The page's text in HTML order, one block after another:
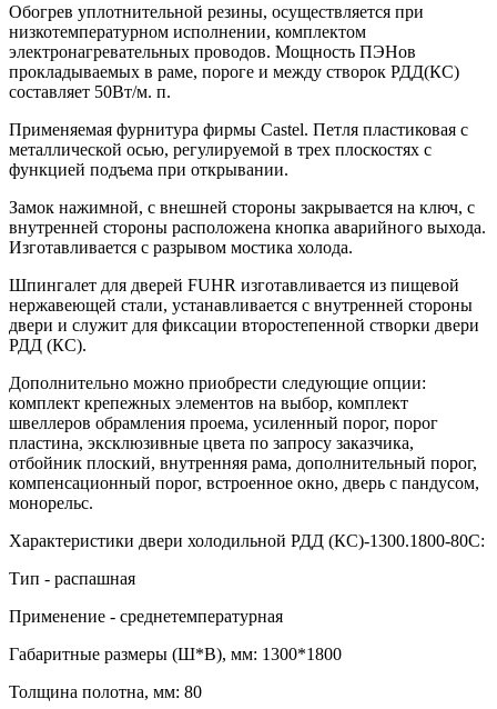
Обогрев уплотнительной резины, осуществляется при
низкотемпературном исполнении, комплектом
электронагревательных проводов. Мощность ПЭНов
прокладываемых в раме, пороге и между створок РДД(КС)
составляет 50Вт/м. п.
Применяемая фурнитура фирмы Castel. Петля пластиковая с
металлической осью, регулируемой в трех плоскостях с
функцией подъема при открывании.
Замок нажимной, с внешней стороны закрывается на ключ, с
внутренней стороны расположена кнопка аварийного выхода.
Изготавливается с разрывом мостика холода.
Шпингалет для дверей FUHR изготавливается из пищевой
нержавеющей стали, устанавливается с внутренней стороны
двери и служит для фиксации второстепенной створки двери
РДД (КС).
Дополнительно можно приобрести следующие опции:
комплект крепежных элементов на выбор, комплект
швеллеров обрамления проема, усиленный порог, порог
пластина, эксклюзивные цвета по запросу заказчика,
отбойник плоский, внутренняя рама, дополнительный порог,
компенсационный порог, встроенное окно, дверь с пандусом,
монорельс.
Характеристики двери холодильной РДД (КС)-1300.1800-80С:
Тип - распашная
Применение - среднетемпературная
Габаритные размеры (Ш*В), мм: 1300*1800
Толщина полотна, мм: 80